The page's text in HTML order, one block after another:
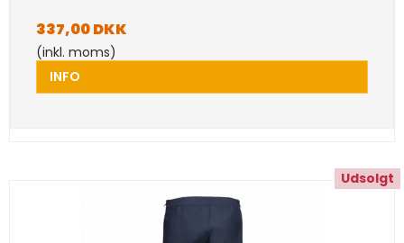
337,00 DKK
(inkl. moms)
INFO
Udsolgt